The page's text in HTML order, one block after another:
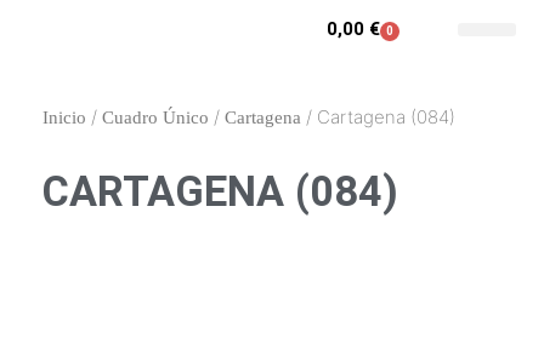
0,00 € 0
Carrito
Inicio / Cuadro Único / Cartagena / Cartagena (084)
CARTAGENA (084)